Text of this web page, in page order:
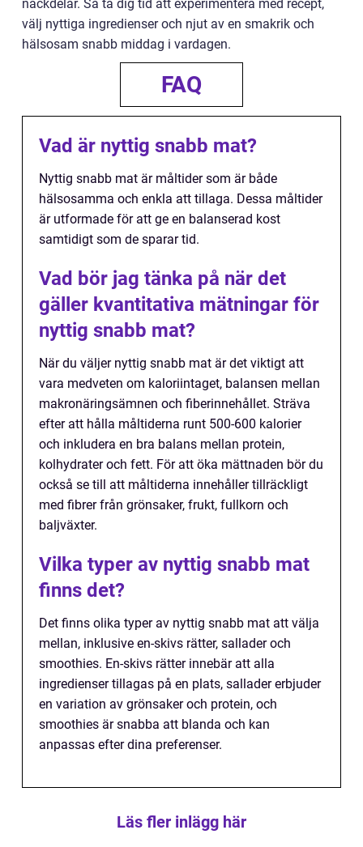
nackdelar. Så ta dig tid att experimentera med recept,
välj nyttiga ingredienser och njut av en smakrik och
hälsosam snabb middag i vardagen.
FAQ
Vad är nyttig snabb mat?
Nyttig snabb mat är måltider som är både
hälsosamma och enkla att tillaga. Dessa måltider
är utformade för att ge en balanserad kost
samtidigt som de sparar tid.
Vad bör jag tänka på när det
gäller kvantitativa mätningar för
nyttig snabb mat?
När du väljer nyttig snabb mat är det viktigt att
vara medveten om kaloriintaget, balansen mellan
makronäringsämnen och fiberinnehållet. Sträva
efter att hålla måltiderna runt 500-600 kalorier
och inkludera en bra balans mellan protein,
kolhydrater och fett. För att öka mättnaden bör du
också se till att måltiderna innehåller tillräckligt
med fibrer från grönsaker, frukt, fullkorn och
baljväxter.
Vilka typer av nyttig snabb mat
finns det?
Det finns olika typer av nyttig snabb mat att välja
mellan, inklusive en-skivs rätter, sallader och
smoothies. En-skivs rätter innebär att alla
ingredienser tillagas på en plats, sallader erbjuder
en variation av grönsaker och protein, och
smoothies är snabba att blanda och kan
anpassas efter dina preferenser.
Läs fler inlägg här